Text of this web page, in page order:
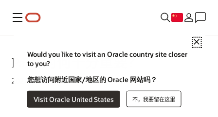
菜单
Close
Would you like to visit an Oracle country site closer
to you?
您想访问附近国家/地区的 Oracle 网站吗？
Visit Oracle United States 不，我要留在这里
PaaS 为何十分重要？
2021 年 11 月 11 日